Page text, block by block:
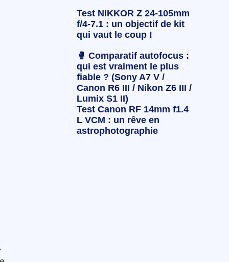
Test NIKKOR Z 24-105mm
f/4-7.1 : un objectif de kit
qui vaut le coup !
🥊 Comparatif autofocus :
qui est vraiment le plus
fiable ? (Sony A7 V /
Canon R6 III / Nikon Z6 III /
Lumix S1 II)
Test Canon RF 14mm f1.4
L VCM : un rêve en
astrophotographie